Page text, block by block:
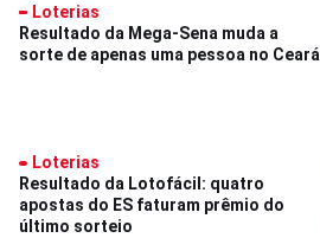
Loterias
Resultado da Mega-Sena muda a
sorte de apenas uma pessoa no Ceará
Loterias
Resultado da Lotofácil: quatro
apostas do ES faturam prêmio do
último sorteio